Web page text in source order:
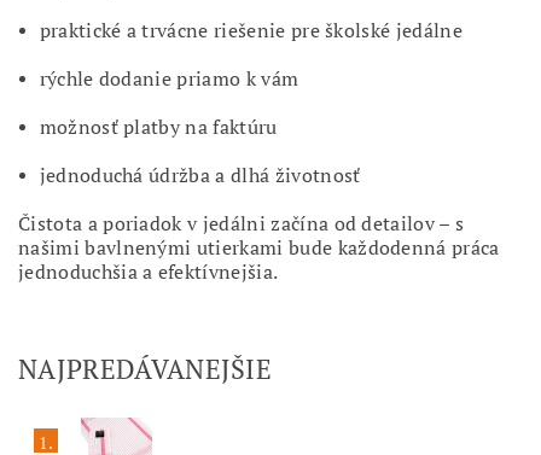
praktické a trvácne riešenie pre školské jedálne
rýchle dodanie priamo k vám
možnosť platby na faktúru
jednoduchá údržba a dlhá životnosť
Čistota a poriadok v jedálni začína od detailov – s
našimi bavlnenými utierkami bude každodenná práca
jednoduchšia a efektívnejšia.
NAJPREDÁVANEJŠIE
1.